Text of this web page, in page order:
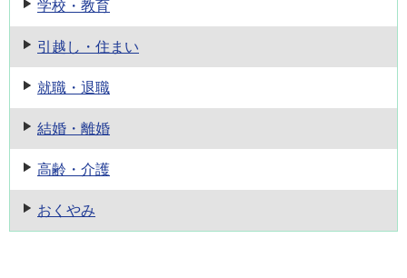
学校・教育
引越し・住まい
就職・退職
結婚・離婚
高齢・介護
おくやみ